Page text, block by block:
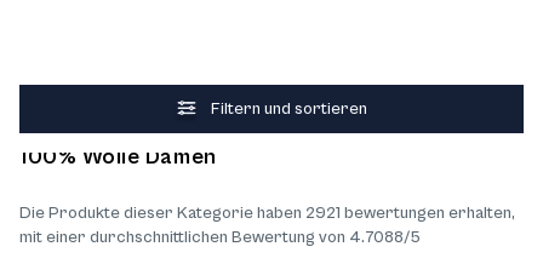
Filtern und sortieren
Was unsere Kunden über die Produkte denken
100% Wolle Damen
Die Produkte dieser Kategorie haben 2921 bewertungen erhalten,
mit einer durchschnittlichen Bewertung von 4.7088/5